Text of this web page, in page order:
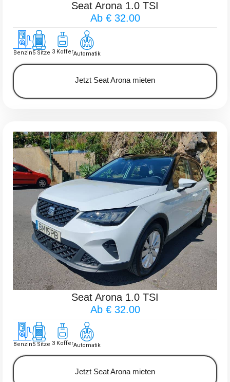
Seat Arona 1.0 TSI
Ab € 32.00
Benzin5 Sitze 3 KofferAutomatik
Jetzt Seat Arona mieten
Seat Arona 1.0 TSI
Ab € 32.00
Benzin5 Sitze 3 KofferAutomatik
Jetzt Seat Arona mieten